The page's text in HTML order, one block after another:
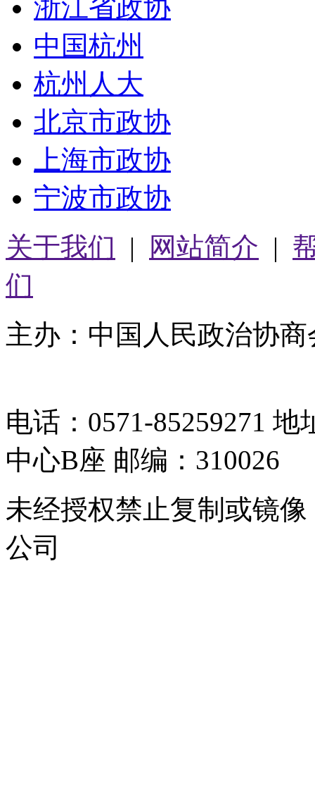
浙江省政协
中国杭州
杭州人大
北京市政协
上海市政协
宁波市政协
关于我们 | 网站简介 |
们
主办：中国人民政治协
电话：0571-85259271
中心B座 邮编：310026
未经授权禁止复制或镜
公司